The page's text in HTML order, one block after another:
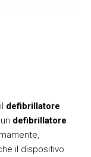
defibrillatore
defibrillatore
il dispositivo